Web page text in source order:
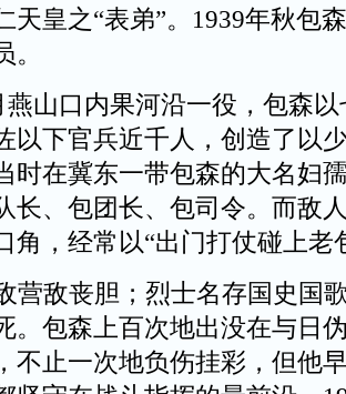
天皇之“表弟”。1939年秋包
山口内果河沿一役，包森以
以下官兵近千人，创造了以
时在冀东一带包森的大名妇
长、包团长、包司令。而敌
角，经常以“出门打仗碰上老
敌丧胆；烈士名存国史国
。包森上百次地出没在与日
不止一次地负伤挂彩，但他